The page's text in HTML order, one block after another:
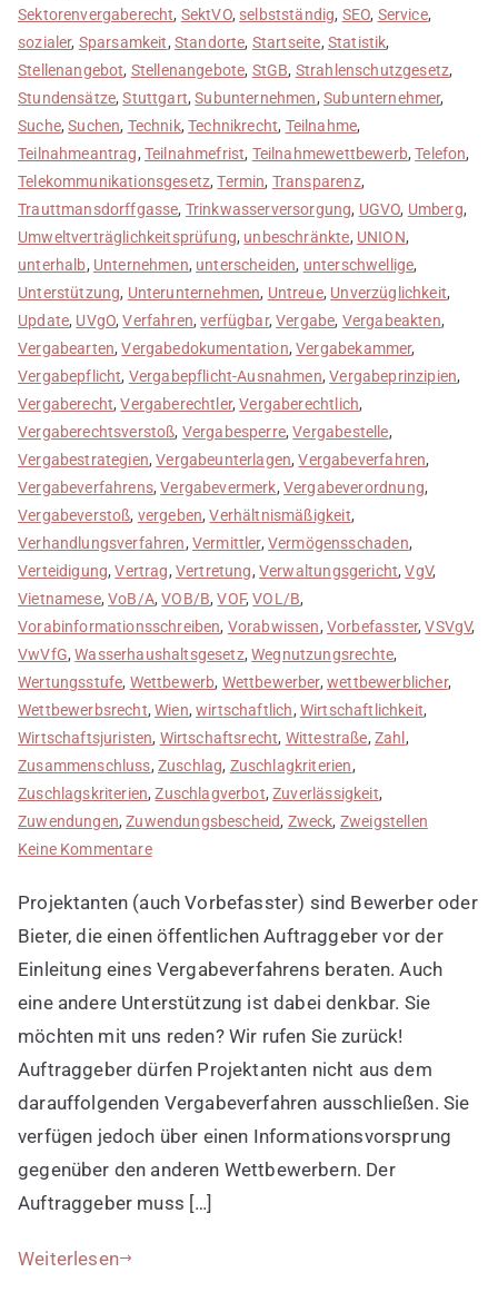
Sektorenvergaberecht, SektVO, selbstständig, SEO, Service,
sozialer, Sparsamkeit, Standorte, Startseite, Statistik,
Stellenangebot, Stellenangebote, StGB, Strahlenschutzgesetz,
Stundensätze,Stuttgart,Subunternehmen, Subunternehmer,
Suche,Suchen, Technik,Technikrecht, Teilnahme,
Teilnahmeantrag, Teilnahmefrist, Teilnahmewettbewerb,Telefon,
Telekommunikationsgesetz,Termin, Transparenz,
Trauttmansdorffgasse, Trinkwasserversorgung, UGVO, Umberg,
Umweltverträglichkeitsprüfung, unbeschränkte, UNION,
unterhalb, Unternehmen, unterscheiden, unterschwellige,
Unterstützung, Unterunternehmen, Untreue, Unverzüglichkeit,
Update, UVgO,Verfahren,verfügbar,Vergabe, Vergabeakten,
Vergabearten,Vergabedokumentation,Vergabekammer,
Vergabepflicht, Vergabepflicht-Ausnahmen,Vergabeprinzipien,
Vergaberecht,Vergaberechtler,Vergaberechtlich,
Vergaberechtsverstoß, Vergabesperre,Vergabestelle,
Vergabestrategien,Vergabeunterlagen,Vergabeverfahren,
Vergabeverfahrens,Vergabevermerk, Vergabeverordnung,
Vergabeverstoß, vergeben,Verhältnismäßigkeit,
Verhandlungsverfahren, Vermittler, Vermögensschaden,
Verteidigung,Vertrag, Vertretung, Verwaltungsgericht,VgV,
Vietnamese,VoB/A,VOB/B,VOF,VOL/B,
Vorabinformationsschreiben, Vorabwissen, Vorbefasster,VSVgV,
VwVfG,Wasserhaushaltsgesetz,Wegnutzungsrechte,
Wertungsstufe, Wettbewerb, Wettbewerber, wettbewerblicher,
Wettbewerbsrecht,Wien,wirtschaftlich, Wirtschaftlichkeit,
Wirtschaftsjuristen, Wirtschaftsrecht, Wittestraße, Zahl ,
Zusammenschluss, Zuschlag, Zuschlagkriterien,
Zuschlagskriterien,Zuschlagverbot,Zuverlässigkeit,
Zuwendungen,Zuwendungsbescheid, Zweck, Zweigstellen
Keine Kommentarezu
in
Ausschreibungsverfahren
Projektanten (auch Vorbefasster) sind Bewerber oder
Bieter, die einen öffentlichen Auftraggeber vor der
Einleitung eines Vergabeverfahrens beraten. Auch
eine andere Unterstützung ist dabei denkbar. Sie
möchten mit uns reden? Wir rufen Sie zurück!
Auftraggeber dürfen Projektanten nicht aus dem
darauffolgenden Vergabeverfahren ausschließen. Sie
verfügen jedoch über einen Informationsvorsprung
gegenüber den anderen Wettbewerbern. Der
Auftraggeber muss […]
Weiterlesen